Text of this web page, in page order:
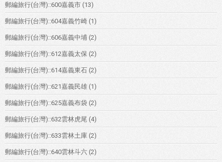
郵編旅行(台灣)::600嘉義市 (13)
郵編旅行(台灣)::604嘉義竹崎 (1)
郵編旅行(台灣)::606嘉義中埔 (2)
郵編旅行(台灣)::612嘉義太保 (2)
郵編旅行(台灣)::614嘉義東石 (2)
郵編旅行(台灣)::621嘉義民雄 (1)
郵編旅行(台灣)::625嘉義布袋 (2)
郵編旅行(台灣)::632雲林虎尾 (4)
郵編旅行(台灣)::633雲林土庫 (2)
郵編旅行(台灣)::640雲林斗六 (2)